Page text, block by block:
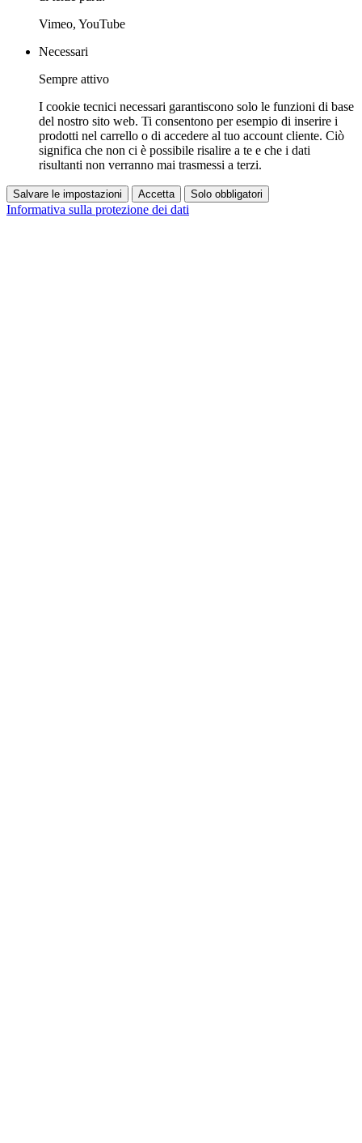
Vimeo, YouTube
Necessari
Sempre attivo
I cookie tecnici necessari garantiscono solo le funzioni di base
del nostro sito web. Ti consentono per esempio di inserire i
prodotti nel carrello o di accedere al tuo account cliente. Ciò
significa che non ci è possibile risalire a te e che i dati
risultanti non verranno mai trasmessi a terzi.
Salvare le impostazioni Accetta Solo obbligatori
Informativa sulla protezione dei dati